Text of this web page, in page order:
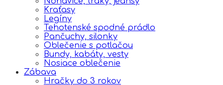
Kraťasy
Legíny
Tehotenské spodné prádlo
Pančuchy, silonky
Oblečenie s potlačou
Bundy, kabáty, vesty
Nosiace oblečenie
Zábava
Hračky do 3 rokov